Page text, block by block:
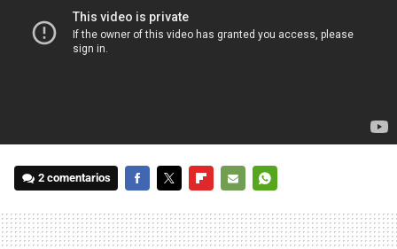
2 comentarios
MAIL